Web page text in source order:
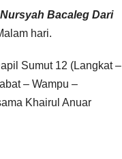
Bacaleg Dari
hari.
Sumut 12 (Langkat –
– Wampu –
Khairul Anuar